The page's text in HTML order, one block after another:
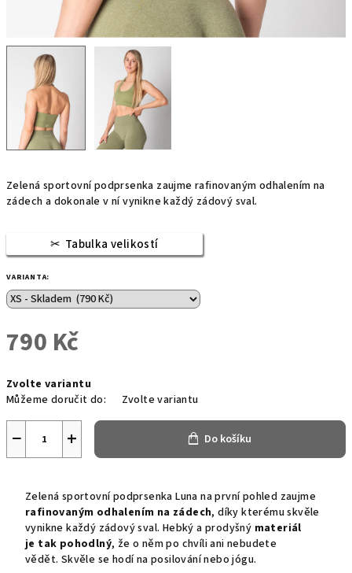
Zelená sportovní podprsenka zaujme rafinovaným odhalením na
zádech a dokonale v ní vynikne každý zádový sval.
Tabulka velikostí
VARIANTA:
790 Kč
cena:
Zvolte variantu
Můžeme doručit do:
Zvolte variantu
+
− Do košíku
Zelená sportovní podprsenka Luna na první pohled zaujme
rafinovaným odhalením na zádech, díky kterému skvěle
vynikne každý zádový sval. Hebký a prodyšný materiál
je tak pohodlný, že o něm po chvíli ani nebudete
vědět. Skvěle se hodí na posilování nebo jógu.